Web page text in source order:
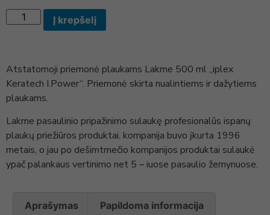
Į krepšelį
Atstatomoji priemonė plaukams Lakme 500 ml „iplex
Keratech I.Power“. Priemonė skirta nualintiems ir dažytiems
plaukams.
Lakme pasaulinio pripažinimo sulaukę profesionalūs ispanų
plaukų priežiūros produktai. kompanija buvo įkurta 1996
metais, o jau po dešimtmečio kompanijos produktai sulaukė
ypač palankaus vertinimo net 5 – iuose pasaulio žemynuose.
Aprašymas Papildoma informacija